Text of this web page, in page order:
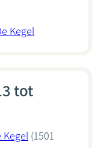
Kegel
tot
Kegel (1501